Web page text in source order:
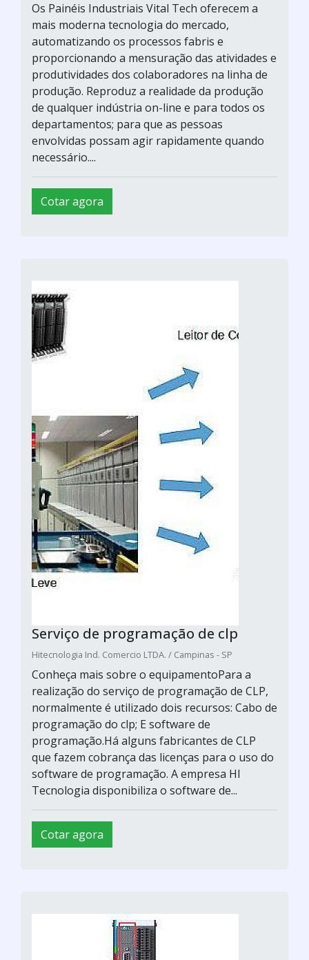
Os Painéis Industriais Vital Tech oferecem a
mais moderna tecnologia do mercado,
automatizando os processos fabris e
proporcionando a mensuração das atividades e
produtividades dos colaboradores na linha de
produção. Reproduz a realidade da produção
de qualquer indústria on-line e para todos os
departamentos; para que as pessoas
envolvidas possam agir rapidamente quando
necessário....
Cotar agora
Serviço de programação de clp
Hitecnologia Ind. Comercio LTDA. / Campinas - SP
Conheça mais sobre o equipamentoPara a
realização do serviço de programação de CLP,
normalmente é utilizado dois recursos: Cabo de
programação do clp; E software de
programação.Há alguns fabricantes de CLP
que fazem cobrança das licenças para o uso do
software de programação. A empresa HI
Tecnologia disponibiliza o software de...
Cotar agora